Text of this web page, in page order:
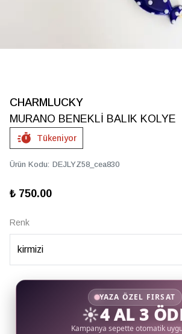
CHARMLUCKY
MURANO BENEKLİ BALIK KOLYE
Tükeniyor
Ürün Kodu: DEJLYZ58_cea830
₺ 750.00
Renk
YAZA ÖZEL FIRSAT
☀️4 AL 3
Kampanya sepette otomatik